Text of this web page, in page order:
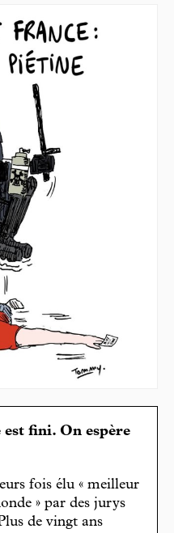
fini. On espère
fois élu « meilleur
» par des jurys
de vingt ans